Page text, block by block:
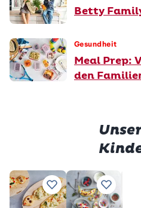
Betty
Gesundheit
Meal Prep:
den
Zu Lieblingsrezepten
Zu